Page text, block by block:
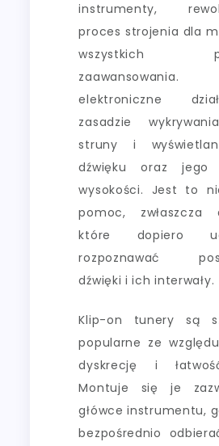
instrumenty,
proces strojenia dla
wszystkich
elektroniczne
zasadzie
struny i
dźwięku oraz jego
wysokości. Jest to
pomoc, zwłaszcza
które dopiero
rozpoznawać
dźwięki i ich interwały.
Klip-on tunery są
popularne ze
dyskrecję i
Montuje się je
główce instrumentu,
bezpośrednio